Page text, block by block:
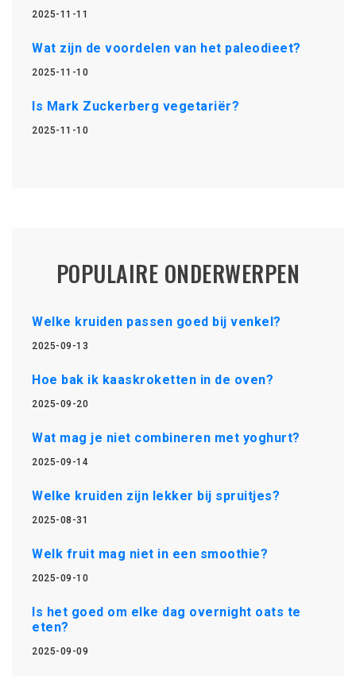
2025-11-11
Wat zijn de voordelen van het paleodieet?
2025-11-10
Is Mark Zuckerberg vegetariër?
2025-11-10
POPULAIRE ONDERWERPEN
Welke kruiden passen goed bij venkel?
2025-09-13
Hoe bak ik kaaskroketten in de oven?
2025-09-20
Wat mag je niet combineren met yoghurt?
2025-09-14
Welke kruiden zijn lekker bij spruitjes?
2025-08-31
Welk fruit mag niet in een smoothie?
2025-09-10
Is het goed om elke dag overnight oats te
eten?
2025-09-09